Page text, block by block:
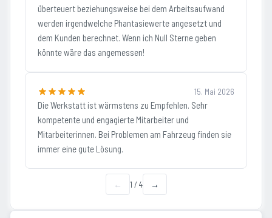
überteuert beziehungsweise bei dem Arbeitsaufwand
werden irgendwelche Phantasiewerte angesetzt und
dem Kunden berechnet. Wenn ich Null Sterne geben
könnte wäre das angemessen!
15. Mai 2026
Die Werkstatt ist wärmstens zu Empfehlen. Sehr
kompetente und engagierte Mitarbeiter und
Mitarbeiterinnen. Bei Problemen am Fahrzeug finden sie
immer eine gute Lösung.
← 1 / 4 →